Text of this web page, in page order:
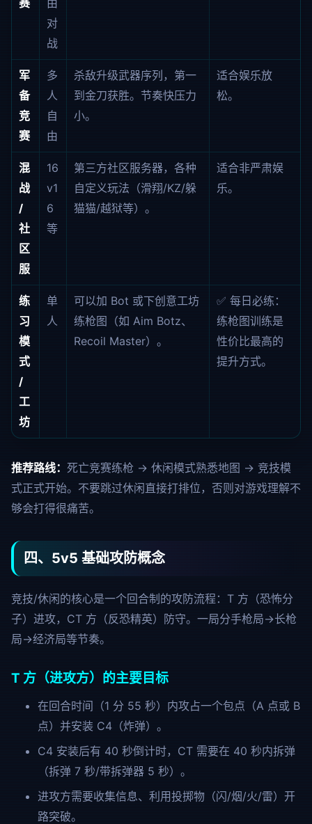
赛
由
对
战
军
备
竞
赛
多
人
自
由
杀敌升级武器序列，第一
到金刀获胜。节奏快压力
小。
适合娱乐放
松。
混
战
/
社
区
服
16
v1
6
等
第三方社区服务器，各种
自定义玩法（滑翔/KZ/躲
猫猫/越狱等）。
适合非严肃娱
乐。
练
习
模
式
/
工
坊
单
人
可以加 Bot 或下创意工坊
练枪图（如 Aim Botz、
Recoil Master）。
✅ 每日必练：
练枪图训练是
性价比最高的
提升方式。
推荐路线： 死亡竞赛练枪 → 休闲模式熟悉地图 → 竞技模
式正式开始。不要跳过休闲直接打排位，否则对游戏理解不
够会打得很痛苦。
四、5v5 基础攻防概念
竞技/休闲的核心是一个回合制的攻防流程：T 方（恐怖分
子）进攻，CT 方（反恐精英）防守。一局分手枪局→长枪
局→经济局等节奏。
T 方（进攻方）的主要目标
在回合时间（1 分 55 秒）内攻占一个包点（A 点或 B
点）并安装 C4（炸弹）。
C4 安装后有 40 秒倒计时，CT 需要在 40 秒内拆弹
（拆弹 7 秒/带拆弹器 5 秒）。
进攻方需要收集信息、利用投掷物（闪/烟/火/雷）开
路突破。